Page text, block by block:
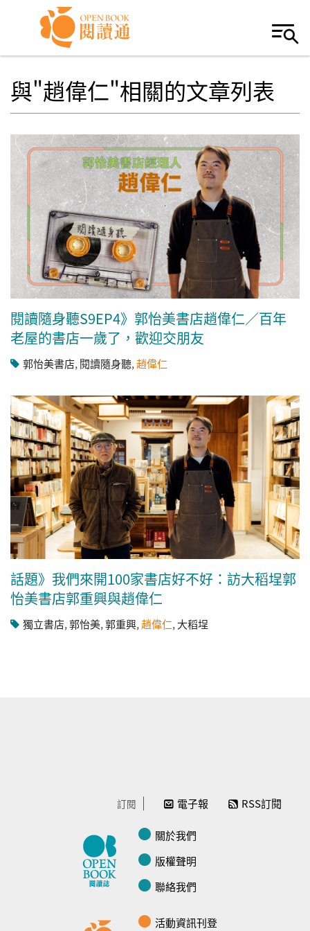
Skip to navigation
移至主內容
與"趙偉仁"相關的文章列表
閱讀隨身聽S9EP4》郭怡美書店趙偉仁／百年
老屋的書店一歲了，歡迎交朋友
郭怡美書店, 閱讀隨身聽,趙偉仁
話題》我們來開100家書店好不好：訪大稻埕郭
怡美書店郭重興與趙偉仁
獨立書店,郭怡美,郭重興,趙偉仁,大稻埕
訂閱 電子報 RSS訂閱
關於我們
版權聲明
聯絡我們
活動資訊刊登